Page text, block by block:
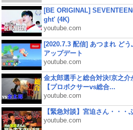
[BE ORIGINAL]
ght' (4K)
youtube.com
[2020.7.3 配信] あつまれ ど
アップデート
youtube.com
金太郎選手と総合対決!京之
【プロボクサーvs総合...
youtube.com
【緊急対談】宮迫さん・・・
youtube.com